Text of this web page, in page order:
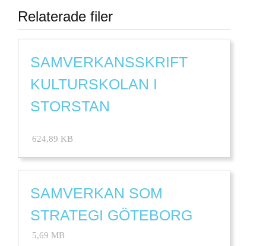
Relaterade filer
SAMVERKANSSKRIFT
KULTURSKOLAN I
STORSTAN
624,89 KB
SAMVERKAN SOM
STRATEGI GÖTEBORG
5,69 MB